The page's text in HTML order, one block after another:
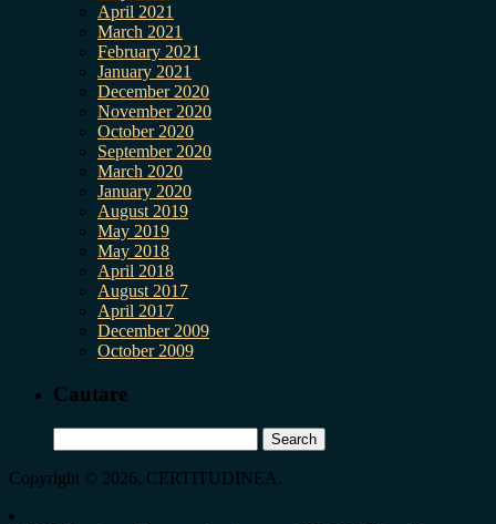
April 2021
March 2021
February 2021
January 2021
December 2020
November 2020
October 2020
September 2020
March 2020
January 2020
August 2019
May 2019
May 2018
April 2018
August 2017
April 2017
December 2009
October 2009
Cautare
for:
Copyright © 2026, CERTITUDINEA.